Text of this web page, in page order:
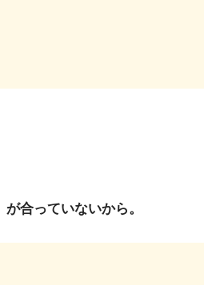
合っていないから。